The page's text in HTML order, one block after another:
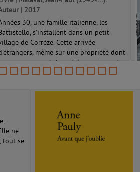
| 2017
30, une famille italienne, les
s'installent dans un petit
de Corrèze. Cette arrivée
même sur une propriété dont
personne ne veut, à moitié en ruines, et
qu'il faut rebâtir, suscite l'hostil...
ne
tout se